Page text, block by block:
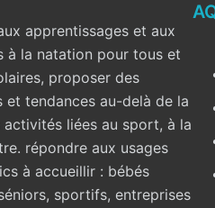
apprentissages et aux
à la natation pour tous et
proposer des
et tendances au-delà de la
liées au sport, à la
répondre aux usages
à accueillir : bébés
sportifs, entreprises